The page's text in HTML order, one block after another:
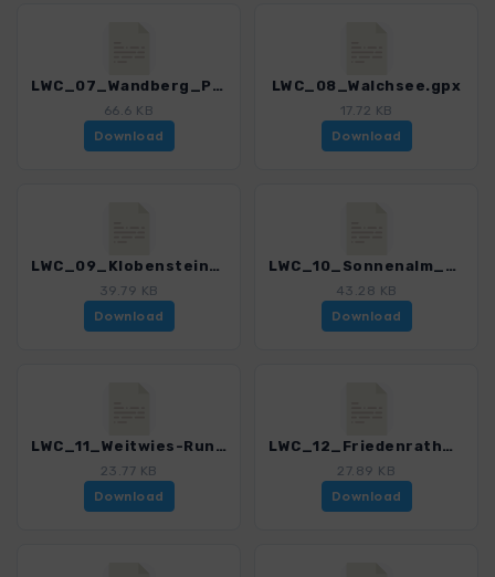
LWC_07_Wandberg_Priener_Huette.gpx
66.6 KB
Download
LWC_08_Walchsee.gpx
17.72 KB
Download
LWC_09_Klobenstein_Streichen.gpx
39.79 KB
Download
LWC_10_Sonnenalm_Hofbauernalm.gpx
43.28 KB
Download
LWC_11_Weitwies-Runde.gpx
23.77 KB
Download
LWC_12_Friedenrath_Hochplatte.gpx
27.89 KB
Download